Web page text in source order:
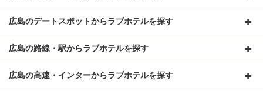
広島のデートスポットからラブホテルを探す
広島の路線・駅からラブホテルを探す
広島の高速・インターからラブホテルを探す